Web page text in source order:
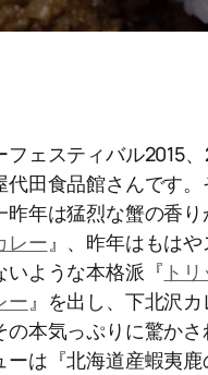
フェスティバル2015
代田食品館さんです
昨年は猛烈な蟹の香
レー』、昨年はもは
いような本格派『 ト
ー』を出し、下北沢
の本気っぷりに驚かさ
ーは『北海道産蝦夷